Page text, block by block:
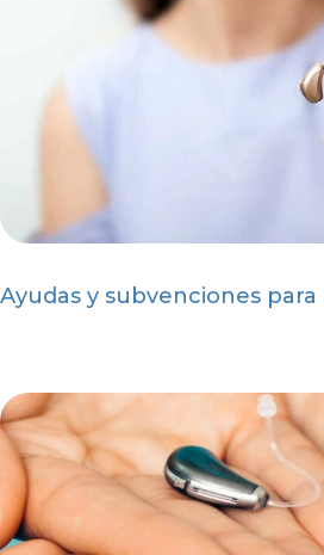
Ayudas y subvenciones